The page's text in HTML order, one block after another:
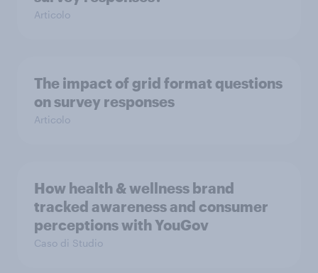
Articolo
The impact of grid format questions
on survey responses
Articolo
How health & wellness brand
tracked awareness and consumer
perceptions with YouGov
Caso di Studio